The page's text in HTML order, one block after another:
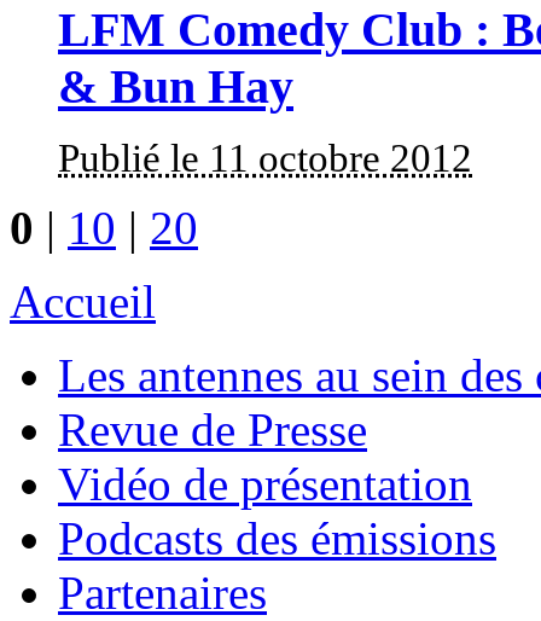
LFM Comedy Club :
& Bun Hay
Publié le 11 octobre 2012
0 | 10 | 20
Accueil
Les antennes au sein des
Revue de Presse
Vidéo de présentation
Podcasts des émissions
Partenaires